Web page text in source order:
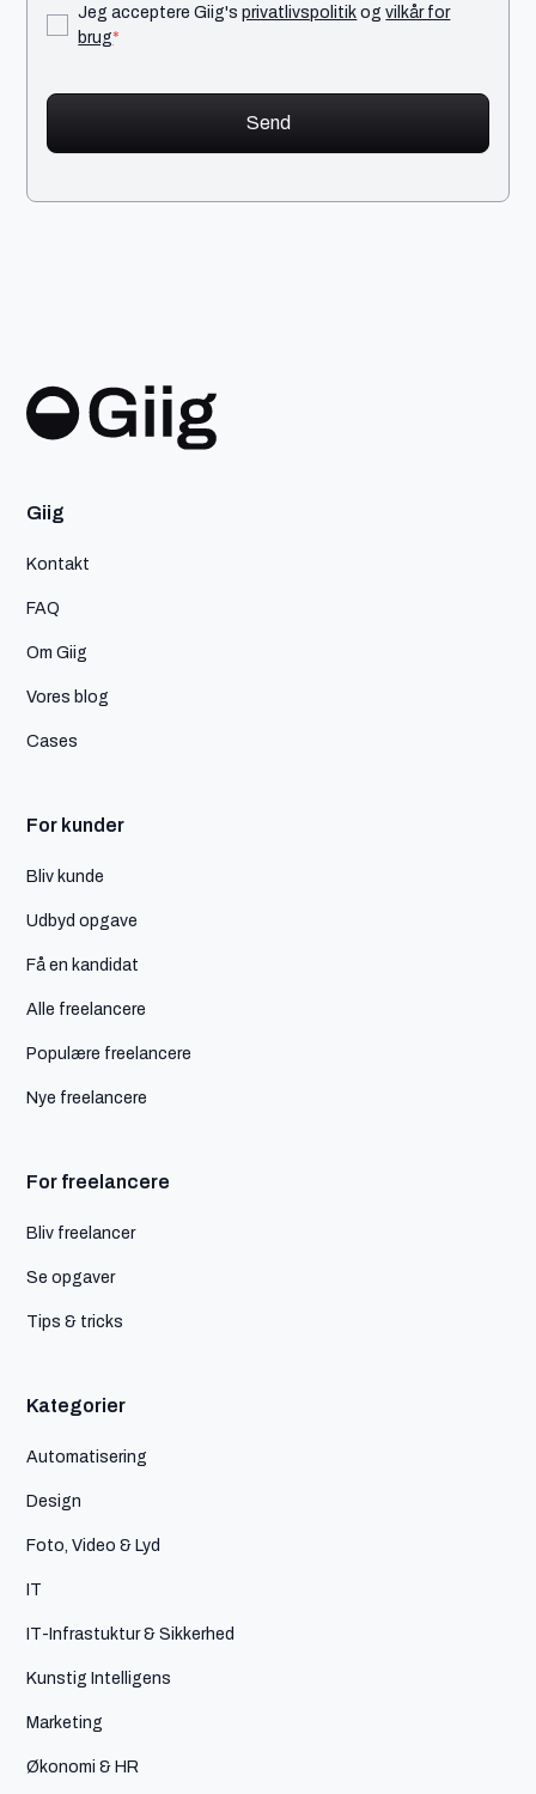
Jeg acceptere Giig'sprivatlivspolitikogvilkår for
brug*
Giig
Kontakt
FAQ
Om Giig
Vores blog
Cases
For kunder
Bliv kunde
Udbyd opgave
Få en kandidat
Alle freelancere
Populære freelancere
Nye freelancere
For freelancere
Bliv freelancer
Se opgaver
Tips & tricks
Kategorier
Automatisering
Design
Foto, Video & Lyd
IT
IT-Infrastuktur & Sikkerhed
Kunstig Intelligens
Marketing
Økonomi & HR